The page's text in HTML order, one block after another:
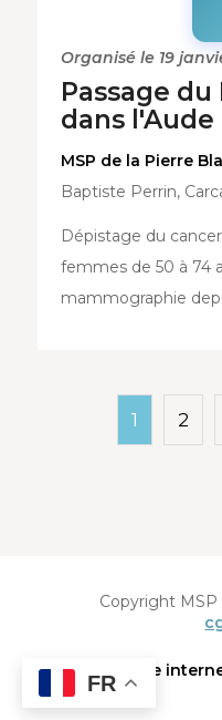
Organisé le 19
Passage
dans l'Aude
MSP de la Pierre
Baptiste Perrin,
Dépistage du
femmes de 50 à 74
mammographie
1 2
Copyright
Site
FR